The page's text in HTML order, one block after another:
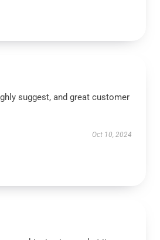
suggest, and great customer
Oct 10, 2024